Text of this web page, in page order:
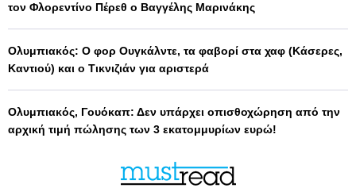
τον Φλορεντίνο Πέρεθ ο Βαγγέλης Μαρινάκης
Ολυμπιακός: Ο φορ Ουγκάλντε, τα φαβορί στα χαφ (Κάσερες,
Καντιού) και ο Τικνιζιάν για αριστερά
Ολυμπιακός, Γουόκαπ: Δεν υπάρχει οπισθοχώρηση από την
αρχική τιμή πώλησης των 3 εκατομμυρίων ευρώ!